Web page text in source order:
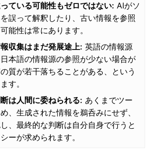
ている可能性もゼロではない: AIがソ
誤って解釈したり、古い情報を参照
能性は常にあります。
収集はまだ発展途上: 英語の情報源
本語の情報源の参照が少ない場合が
質が若干落ちることがある、という
す。
は人間に委ねられる: あくまでツー
、生成された情報を鵜呑みにせず、
、最終的な判断は自分自身で行うと
ーが求められます。